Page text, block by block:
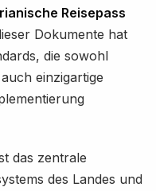
Reisepass
Dokumente hat
die sowohl
einzigartige
das zentrale
des Landes und